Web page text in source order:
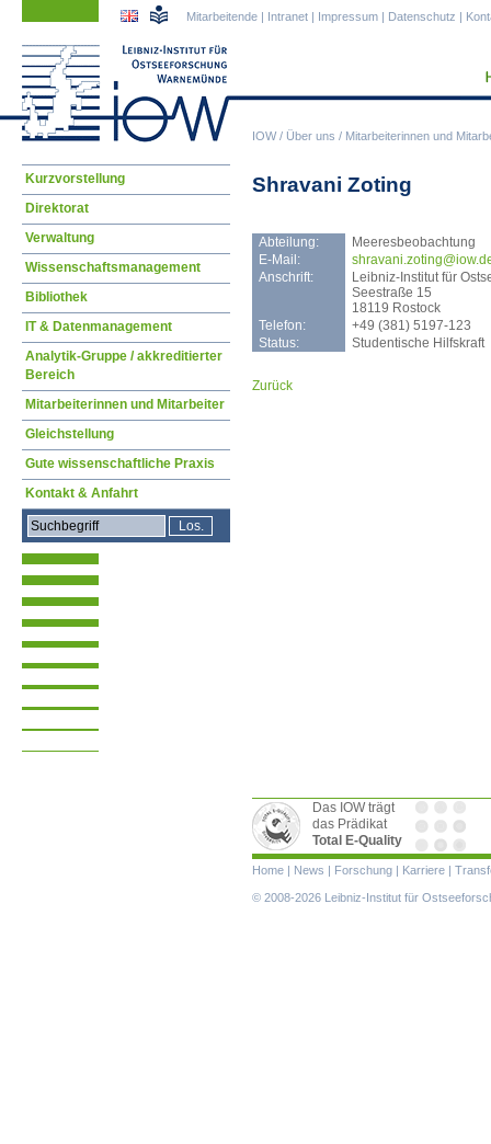
IOW/ Über uns / Mitarbeiterinnen und
Mitarbeitende | Intranet | Impressum | Datenschutz |
Shravani Zoting
Abteilung:
Meeresbeobachtung
E-Mail:
shra
Anschrift:
Leibniz-Institut für
Seestraße 15
18119 Rostock
Telefon:
+49 (381) 5197-123
Status:
Studentische Hilfskraft
Zurück
Navigation
Kurzvorstellung
Direktorat
Verwaltung
Wissenschaftsmanagement
Bibliothek
IT & Datenmanagement
Analytik-Gruppe / akkreditierter
Bereich
Mitarbeiterinnen und Mitarbeiter
Gleichstellung
Gute wissenschaftliche Praxis
Kontakt & Anfahrt
Das IOW trägt
das Prädikat
Total E-Quality
Navigation
überspringen
Home | News | Forschung | Karriere |
© 2008-2026 Leibniz-Institut für